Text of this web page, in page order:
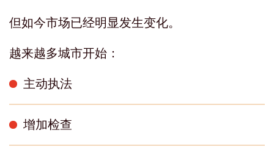
但如今市场已经明显发生变化。
越来越多城市开始：
主动执法
增加检查